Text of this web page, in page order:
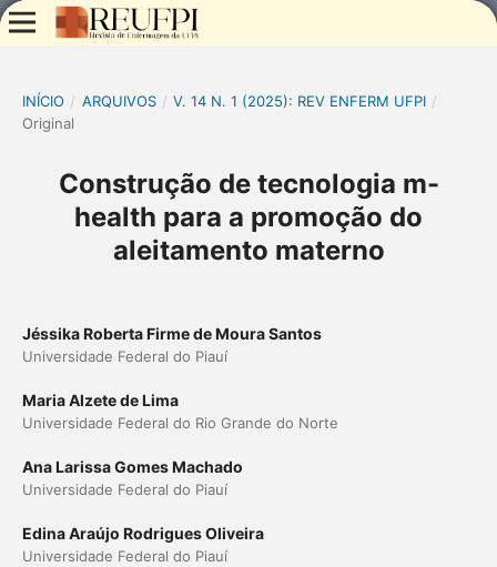
INÍCIO / ARQUIVOS / V. 14 N. 1 (2025): REV ENFERM UFPI /
Original
Construção de tecnologia m-
health para a promoção do
aleitamento materno
Jéssika Roberta Firme de Moura Santos
Universidade Federal do Piauí
Maria Alzete de Lima
Universidade Federal do Rio Grande do Norte
Ana Larissa Gomes Machado
Universidade Federal do Piauí
Edina Araújo Rodrigues Oliveira
Universidade Federal do Piauí